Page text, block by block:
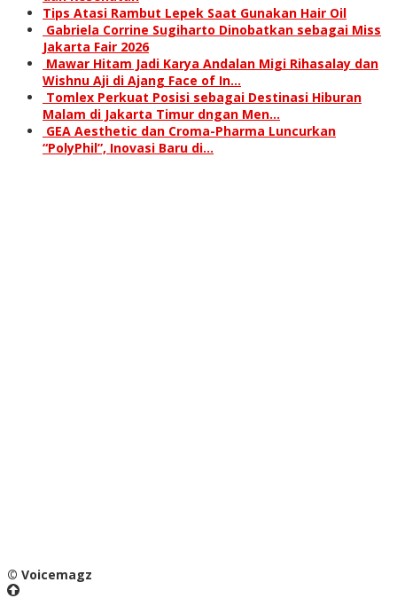
Tips Atasi Rambut Lepek Saat Gunakan Hair Oil
Gabriela Corrine Sugiharto Dinobatkan sebagai Miss
Jakarta Fair 2026
Mawar Hitam Jadi Karya Andalan Migi Rihasalay dan
Wishnu Aji di Ajang Face of In…
Tomlex Perkuat Posisi sebagai Destinasi Hiburan
Malam di Jakarta Timur dngan Men…
GEA Aesthetic dan Croma-Pharma Luncurkan
“PolyPhil”, Inovasi Baru di…
© Voicemagz